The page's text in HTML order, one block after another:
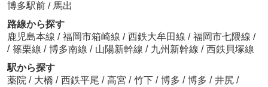
博多駅前 / 馬出
路線から探す
鹿児島本線 / 福岡市箱崎線 / 西鉄大牟田線 / 福岡市七隈線 /
/ 篠栗線 / 博多南線 / 山陽新幹線 / 九州新幹線 / 西鉄貝塚線
駅から探す
薬院 / 大橋 / 西鉄平尾 / 高宮 / 竹下 / 博多 / 博多 / 井尻 /